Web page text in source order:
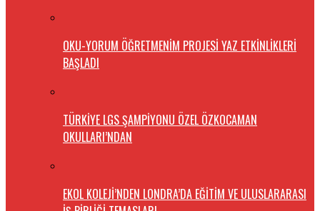
OKU-YORUM ÖĞRETMENİM PROJESİ YAZ ETKİNLİKLERİ
BAŞLADI
TÜRKİYE LGS ŞAMPİYONU ÖZEL ÖZKOCAMAN
OKULLARI’NDAN
EKOL KOLEJİ’NDEN LONDRA’DA EĞİTİM VE ULUSLARARASI